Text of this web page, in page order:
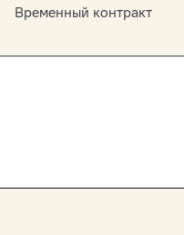
Временный контракт